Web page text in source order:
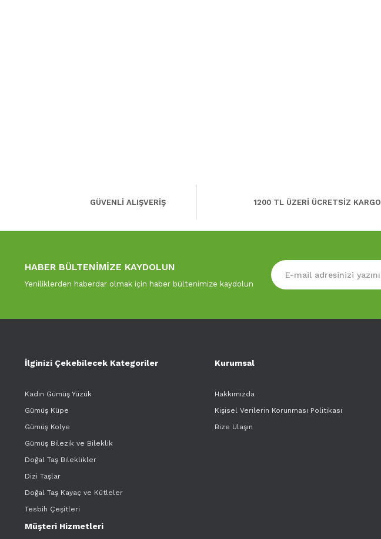
GÜVENLİ ALIŞVERİŞ 1200 TL ÜZERİ ÜCRETSİZ KARGO
HABER BÜLTENİMİZE KAYDOLUN
Yeniliklerden haberdar olmak için haber bültenimize kaydolun
İlginizi Çekebilecek Kategoriler
Kadın Gümüş Yüzük
Gümüş Küpe
Gümüş Kolye
Gümüş Bilezik ve Bileklik
Doğal Taş Bileklikler
Dizi Taşlar
Doğal Taş Kayaç ve Kütleler
Tesbih Çeşitleri
Kurumsal
Hakkımızda
Kişisel Verilerin Korunması Politikası
Bize Ulaşın
Müşteri Hizmetleri